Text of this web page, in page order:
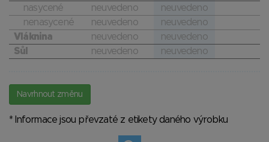
nasycené neuvedeno
neuvedeno
nenasycené
neuvedeno
neuvedeno
Vláknina
neuvedeno
neuvedeno
Sůl
neuvedeno neuvedeno
Navrhnout změnu
* Informace jsou převzaté z etikety daného výrobku